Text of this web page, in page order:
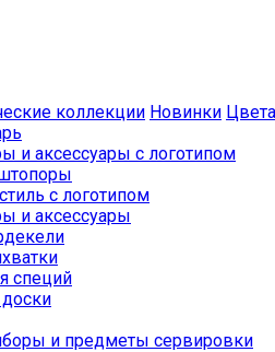
коллекции Новинки Цвета
и аксессуары с логотипом
с логотипом
и аксессуары
специй
и предметы сервировки